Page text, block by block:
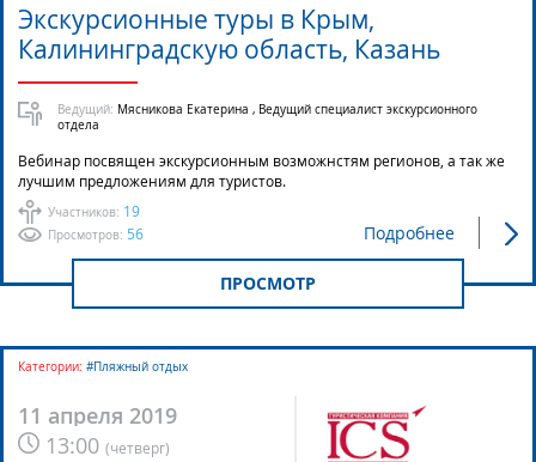
Участников: 19
Просмотров: 56
Экскурсионные туры в Крым,
Калининградскую область, Казань
Ведущий: Мясникова Екатерина , Ведущий специалист экскурсионного
отдела
Вебинар посвящен экскурсионным возможнстям регионов, а так же
лучшим предложениям для туристов.
Подробнее
ПРОСМОТР
11 апреля 2019
13:00 (четверг)
Категории: #Пляжный отдых